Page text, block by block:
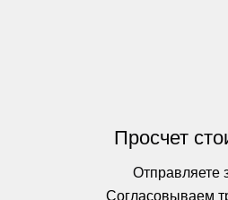
Просчет
Отправляете
Согласовываем